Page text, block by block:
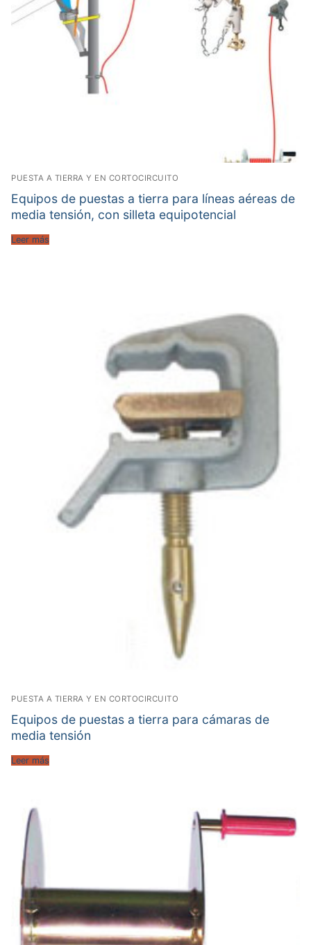
PUESTA A TIERRA Y EN CORTOCIRCUITO
Equipos de puestas a tierra para líneas aéreas de
media tensión, con silleta equipotencial
Leer más
PUESTA A TIERRA Y EN CORTOCIRCUITO
Equipos de puestas a tierra para cámaras de
media tensión
Leer más